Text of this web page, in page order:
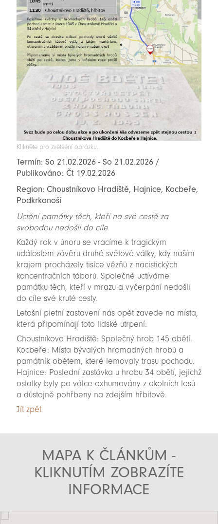
Klikněte pro zvětšení obrázku.
Termín: So 21.02.2026 - So 21.02.2026 /
Publikováno: Čt 19.02.2026
Region: Choustníkovo Hradiště, Hajnice, Kocbeře,
Podkrkonoší
Uctění památky těch, kteří na své cestě za
svobodou nedošli do cíle
Každý rok v únoru se vracíme k tragickým
událostem závěru druhé světové války, kdy naším
krajem procházely tisíce vězňů z nacistických
koncentračních táborů. Společně uctíváme
památku těch, kteří v mrazu a vyčerpání nedošli
do cíle své kruté cesty.
Letošní pietní zastavení nás opět zavede na místa,
která připomínají toto lidské utrpení:
Choustníkovo Hradiště: Společný hrob 145 obětí.
Kocbeře: Místa bývalých hromadných hrobů a
památník obětem, které lemovaly trasu pochodu.
Hajnice: Poslední zastávka u hrobu 34 obětí, jejichž
ostatky byly po válce exhumovány z okolních lesů
a důstojně pohřbeny na zdejším hřbitově.
Jít zpět
MAPA K ČLÁNKŮM -
KLIKNUTÍM ZOBRAZÍTE
INFORMACE